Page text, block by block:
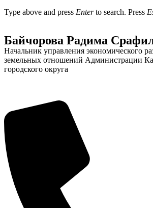
Type above and press Enterto search. Press
Байчорова Радима
Начальник управления экономического
земельных отношений Администрации
городского округа